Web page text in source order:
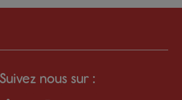
Suivez nous sur :